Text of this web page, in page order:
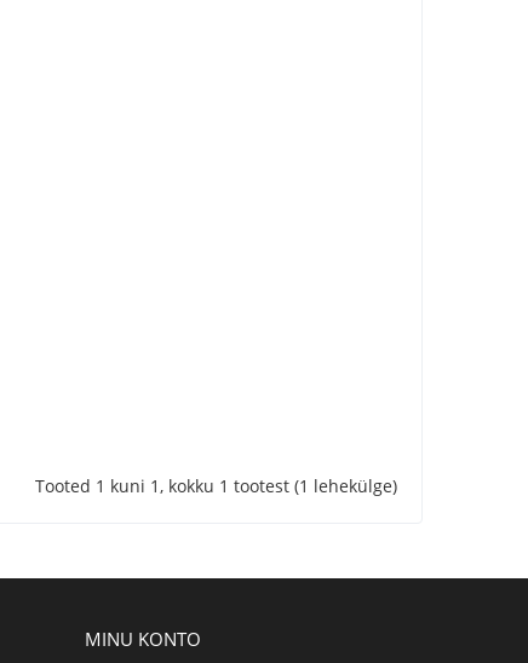
Tooted 1 kuni 1, kokku 1 tootest (1 lehekülge)
MINU KONTO